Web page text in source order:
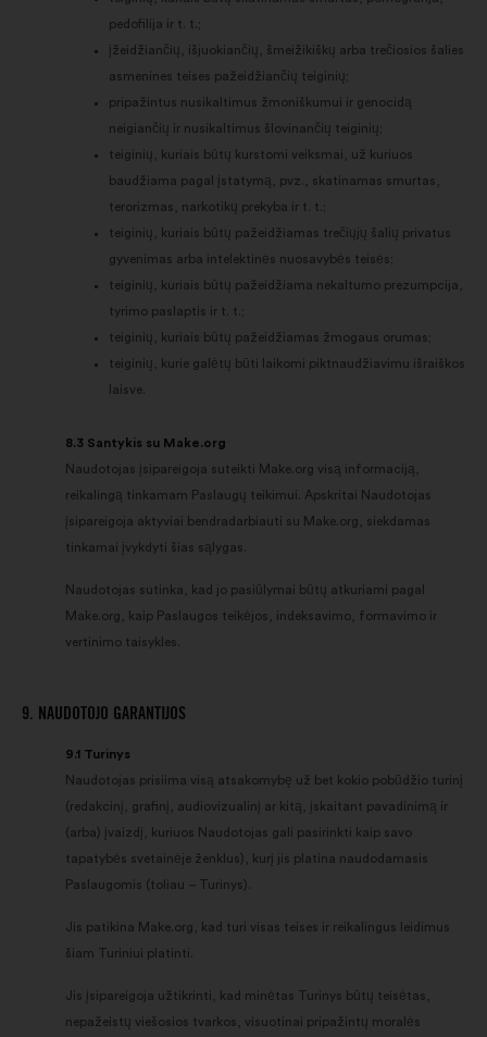
pedofilija ir t. t.;
įžeidžiančių, išjuokiančių, šmeižikiškų arba trečiosios šalies
asmenines teises pažeidžiančių teiginių;
pripažintus nusikaltimus žmoniškumui ir genocidą
neigiančių ir nusikaltimus šlovinančių teiginių;
teiginių, kuriais būtų kurstomi veiksmai, už kuriuos
baudžiama pagal įstatymą, pvz., skatinamas smurtas,
terorizmas, narkotikų prekyba ir t. t.;
teiginių, kuriais būtų pažeidžiamas trečiųjų šalių privatus
gyvenimas arba intelektinės nuosavybės teisės;
teiginių, kuriais būtų pažeidžiama nekaltumo prezumpcija,
tyrimo paslaptis ir t. t.;
teiginių, kuriais būtų pažeidžiamas žmogaus orumas;
teiginių, kurie galėtų būti laikomi piktnaudžiavimu išraiškos
laisve.
8.3 Santykis su Make.org
Naudotojas įsipareigoja suteikti Make.org visą informaciją,
reikalingą tinkamam Paslaugų teikimui. Apskritai Naudotojas
įsipareigoja aktyviai bendradarbiauti su Make.org, siekdamas
tinkamai įvykdyti šias sąlygas.
Naudotojas sutinka, kad jo pasiūlymai būtų atkuriami pagal
Make.org, kaip Paslaugos teikėjos, indeksavimo, formavimo ir
vertinimo taisykles.
9. NAUDOTOJO GARANTIJOS
9.1 Turinys
Naudotojas prisiima visą atsakomybę už bet kokio pobūdžio turinį
(redakcinį, grafinį, audiovizualinį ar kitą, įskaitant pavadinimą ir
(arba) įvaizdį, kuriuos Naudotojas gali pasirinkti kaip savo
tapatybės svetainėje ženklus), kurį jis platina naudodamasis
Paslaugomis (toliau – Turinys).
Jis patikina Make.org, kad turi visas teises ir reikalingus leidimus
šiam Turiniui platinti.
Jis įsipareigoja užtikrinti, kad minėtas Turinys būtų teisėtas,
nepažeistų viešosios tvarkos, visuotinai pripažintų moralės